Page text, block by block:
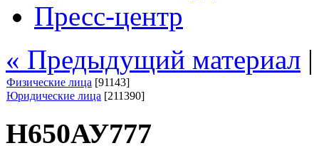
Пресс-центр
« Предыдущий материал
Физические лица [91143]
Юридические лица [211390]
Н650АУ777